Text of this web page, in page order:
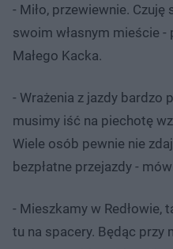
- Miło, przewiewnie.
swoim własnym mieście -
Małego Kacka.
- Wrażenia z jazdy bardzo
musimy iść na piechotę
Wiele osób pewnie nie
bezpłatne przejazdy -
- Mieszkamy w Redłowie,
tu na spacery. Będąc przy